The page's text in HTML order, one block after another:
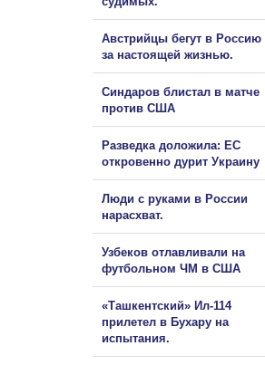
Австрийцы бегут в Россию
за настоящей жизнью.
Синдаров блистал в матче
против США
Разведка доложила: ЕС
откровенно дурит Украину
Люди с руками в России
нарасхват.
Узбеков отлавливали на
футбольном ЧМ в США
«Ташкентский» Ил-114
прилетел в Бухару на
испытания.